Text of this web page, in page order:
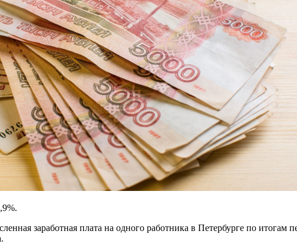
заработная плата на одного работника в Петербурге по